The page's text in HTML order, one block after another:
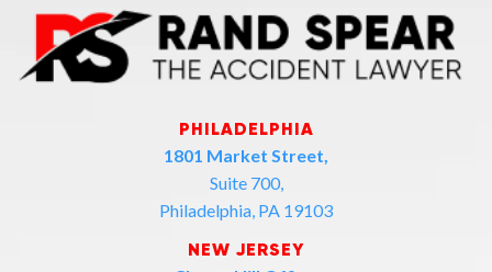
PHILADELPHIA
1801 Market Street,
Suite 700,
Philadelphia, PA 19103
NEW JERSEY